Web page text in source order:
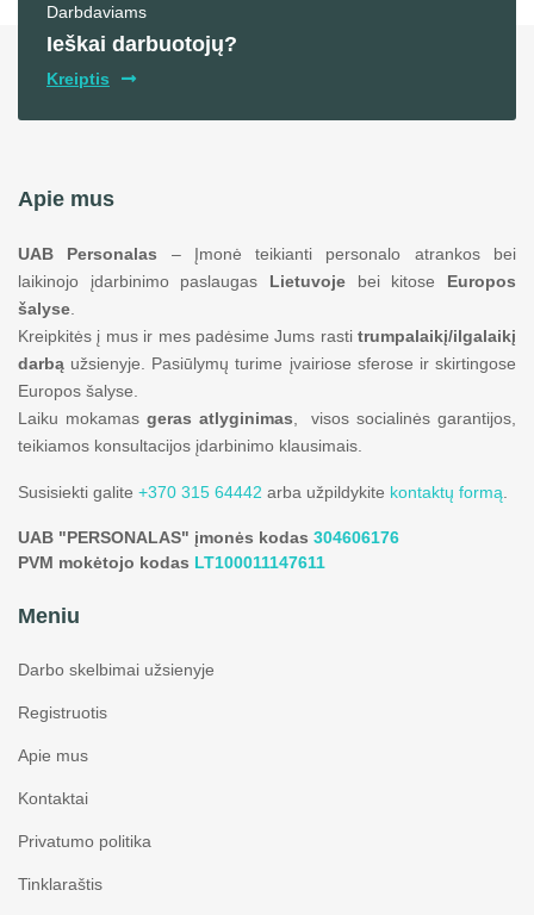
Darbdaviams
Ieškai darbuotojų?
Kreiptis
Apie mus
UAB Personalas – Įmonė teikianti personalo atrankos bei
laikinojo įdarbinimo paslaugas Lietuvoje bei kitose Europos
šalyse
Kreipkitės į mus ir mes padėsime Jums rasti trumpalaikį/ilgalaikį
darbą užsienyje. Pasiūlymų turime įvairiose sferose ir skirtingose
Europos šalyse.
Laiku mokamas geras atlyginimas , visos socialinės garantijos,
teikiamos konsultacijos įdarbinimo klausimais.
Susisiekti galite +370 315 64442 arba užpildykite kontaktų formą
UAB "PERSONALAS" įmonės kodas 304606176
PVM mokėtojo kodas LT100011147611
Meniu
Darbo skelbimai užsienyje
Registruotis
Apie mus
Kontaktai
Privatumo politika
Tinklaraštis